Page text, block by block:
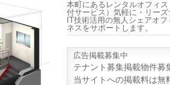
本町にあるレンタルオフィ
付サービス）気軽に・リーズ
IT技術活用の無人シェアオ
ネスをサポートします。
広告掲載募集中
テナント募集掲載物件募
当サイトへの掲載料は無